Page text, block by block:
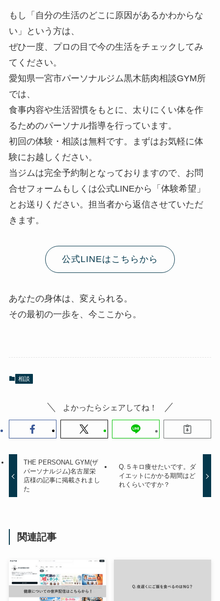
もし「自分の生活のどこに原因があるかわからな
い」という方は、
ぜひ一度、プロの目で今の生活をチェックしてみ
てください。
愛知県一宮市パーソナルジム黒木筋肉相談GYM所
では、
食事内容や生活習慣をもとに、太りにくい体を作
るためのパーソナル指導を行っています。
初回の体験・相談は無料です。まずはお気軽に体
験にお越しください。
当ジムは完全予約制となっておりますので、お問
合せフォームもしくは公式LINEから「体験希望」
とお送りください。担当者から返信させていただ
きます。
公式LINEはこちらから
あなたの身体は、変えられる。
その最初の一歩を、今ここから。
相談
よかったらシェアしてね！
THE PERSONAL GYM(ザ
パーソナルジム)名古屋栄
店様の記事に掲載されまし
た
Q.５キロ痩せたいです。ダ
イエットにかかる期間はど
れくらいですか？
関連記事